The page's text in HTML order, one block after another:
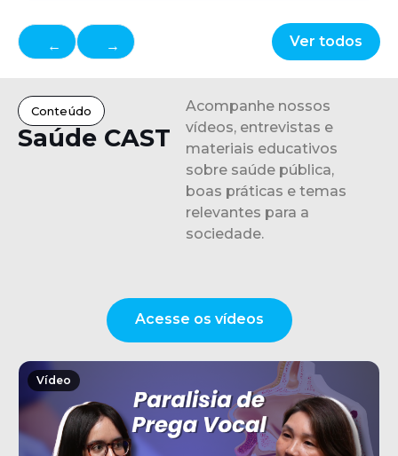
← → Ver todos
Conteúdo
Saúde CAST
Acompanhe nossos
vídeos, entrevistas e
materiais educativos
sobre saúde pública,
boas práticas e temas
relevantes para a
sociedade.
Acesse os vídeos
Vídeo